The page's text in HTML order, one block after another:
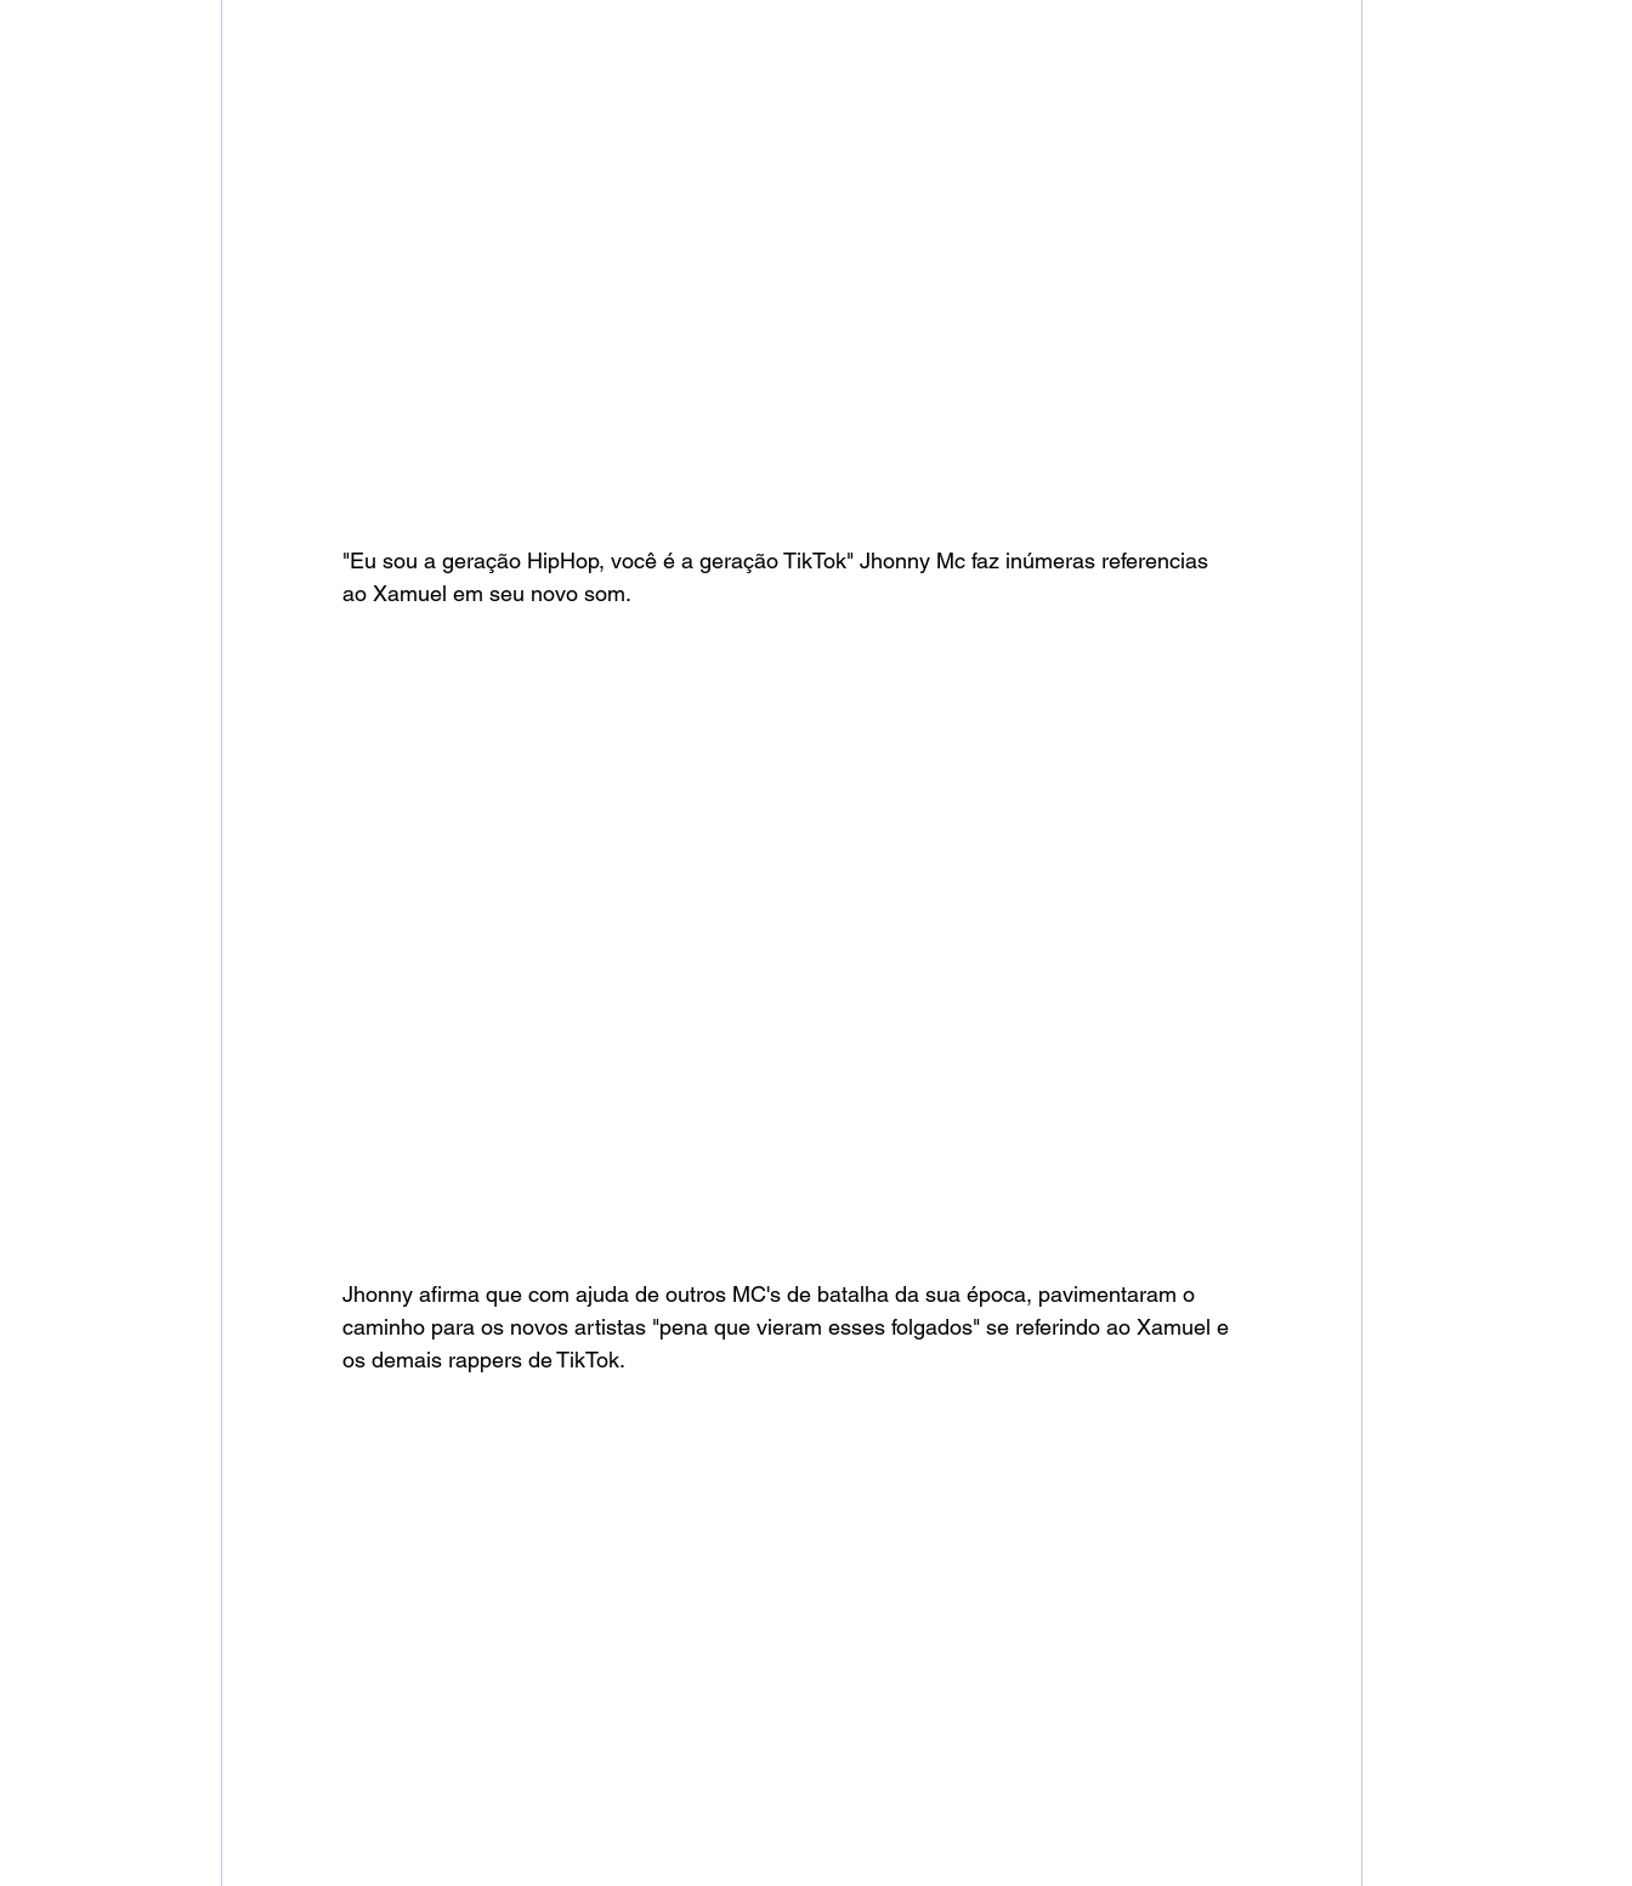
"Eu sou a geração HipHop, você é a geração TikTok" Jhonny Mc faz inúmeras referencias
ao Xamuel em seu novo som.
Jhonny afirma que com ajuda de outros MC's de batalha da sua época, pavimentaram o
caminho para os novos artistas "pena que vieram esses folgados" se referindo ao Xamuel e
os demais rappers de TikTok.